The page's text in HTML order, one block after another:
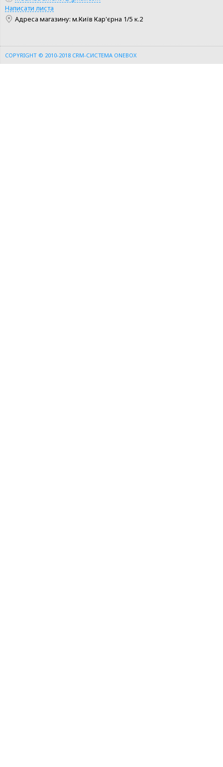
Написати листа
Адреса магазину: м.Київ Кар'єрна 1/5 к.2
COPYRIGHT © 2010-2018 CRM-СИСТЕМА ONEBOX